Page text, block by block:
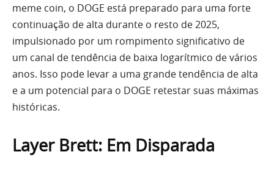
meme coin, o DOGE está preparado para uma forte
continuação de alta durante o resto de 2025,
impulsionado por um rompimento significativo de
um canal de tendência de baixa logarítmico de vários
anos. Isso pode levar a uma grande tendência de alta
e a um potencial para o DOGE retestar suas máximas
históricas.
Layer Brett: Em Disparada